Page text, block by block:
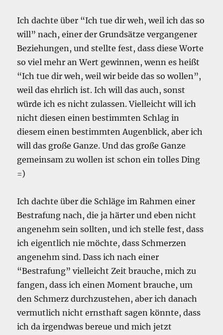
Ich dachte über “Ich tue dir weh, weil ich das so
will” nach, einer der Grundsätze vergangener
Beziehungen, und stellte fest, dass diese Worte
so viel mehr an Wert gewinnen, wenn es heißt
“Ich tue dir weh, weil wir beide das so wollen”,
weil das ehrlich ist. Ich will das auch, sonst
würde ich es nicht zulassen. Vielleicht will ich
nicht diesen einen bestimmten Schlag in
diesem einen bestimmten Augenblick, aber ich
will das große Ganze. Und das große Ganze
gemeinsam zu wollen ist schon ein tolles Ding
=)
Ich dachte über die Schläge im Rahmen einer
Bestrafung nach, die ja härter und eben nicht
angenehm sein sollten, und ich stelle fest, dass
ich eigentlich nie möchte, dass Schmerzen
angenehm sind. Dass ich nach einer
“Bestrafung” vielleicht Zeit brauche, mich zu
fangen, dass ich einen Moment brauche, um
den Schmerz durchzustehen, aber ich danach
vermutlich nicht ernsthaft sagen könnte, dass
ich da irgendwas bereue und mich jetzt